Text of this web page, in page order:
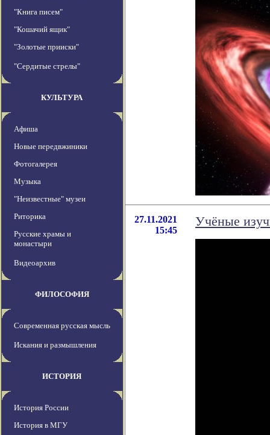
"Книга писем"
"Кошачий ящик"
"Золотые прииски"
"Сердитые стрелы"
КУЛЬТУРА
Афиша
Новые передвжиники
Фотогалерея
Музыка
"Неизвестные" музеи
Риторика
Русские храмы и
монастыри
Видеоархив
ФИЛОСОФИЯ
Современная русская мысль
Искания и размышления
ИСТОРИЯ
История России
История в МГУ
27.11.2021
15:45
Учёные